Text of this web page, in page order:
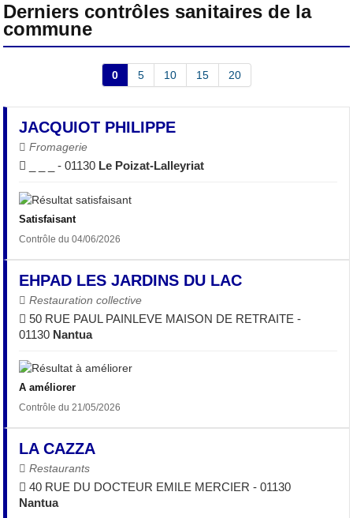
Derniers contrôles sanitaires de la
commune
0 5 10 15 20
JACQUIOT PHILIPPE
Fromagerie
_ _ _ - 01130 Le Poizat-Lalleyriat
Satisfaisant
Contrôle du 04/06/2026
EHPAD LES JARDINS DU LAC
Restauration collective
50 RUE PAUL PAINLEVE MAISON DE RETRAITE -
01130 Nantua
A améliorer
Contrôle du 21/05/2026
LA CAZZA
Restaurants
40 RUE DU DOCTEUR EMILE MERCIER - 01130
Nantua